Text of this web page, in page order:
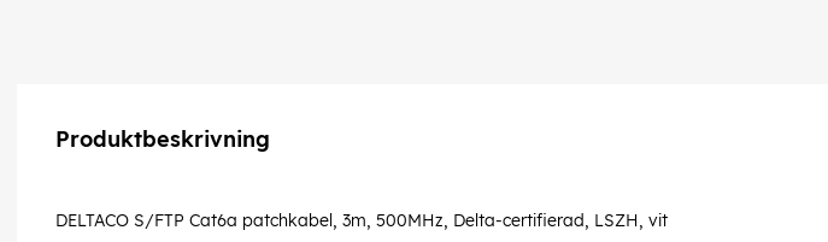
Produktbeskrivning
DELTACO S/FTP Cat6a patchkabel, 3m, 500MHz, Delta-certifierad, LSZH, vit